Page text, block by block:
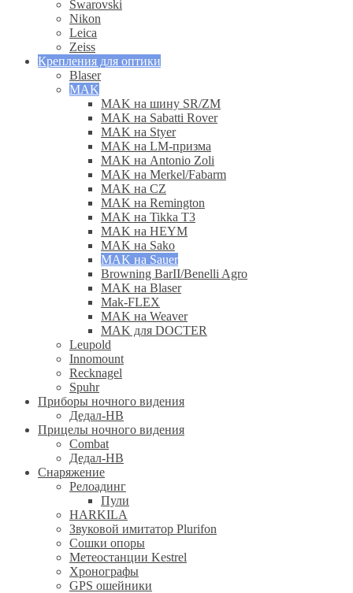
Swarovski
Nikon
Leica
Zeiss
Крепления для оптики
Blaser
MAK
MAK на шину SR/ZM
MAK на Sabatti Rover
MAK на Styer
MAK на LM-призма
MAK на Antonio Zoli
MAK на Merkel/Fabarm
MAK на CZ
MAK на Remington
MAK на Tikka T3
MAK на HEYM
MAK на Sako
MAK на Sauer
Browning BarII/Benelli Agro
MAK на Blaser
Mak-FLEX
MAK на Weaver
MAK для DOCTER
Leupold
Innomount
Recknagel
Spuhr
Приборы ночного видения
Дедал-НВ
Прицелы ночного видения
Combat
Дедал-НВ
Снаряжение
Релоадинг
Пули
HARKILA
Звуковой имитатор Plurifon
Сошки опоры
Метеостанции Kestrel
Хронографы
GPS ошейники